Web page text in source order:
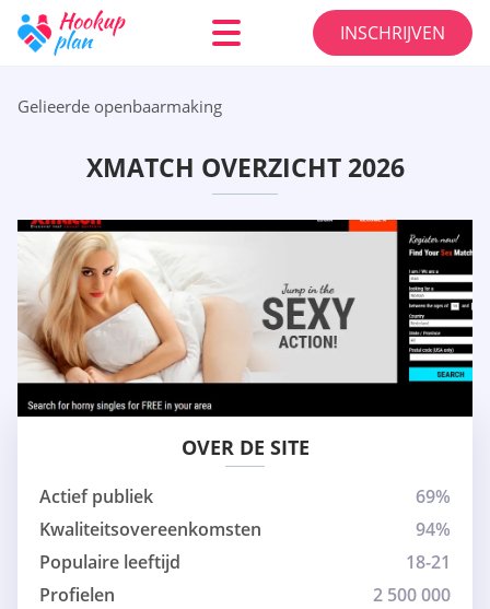
INSCHRIJVEN
Gelieerde openbaarmaking
XMATCH OVERZICHT 2026
OVER DE SITE
Actief publiek
69%
Kwaliteitsovereenkomsten
94%
Populaire leeftijd
18-21
Profielen
2 500 000